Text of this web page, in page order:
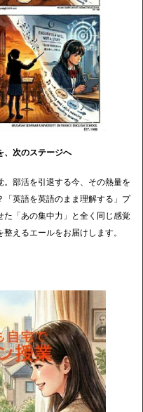
次のステージへ
部活を引退する今、その熱量を
英語を英語のまま理解する」プ
た「あの集中力」と全く同じ感覚
えるエールをお届けします。